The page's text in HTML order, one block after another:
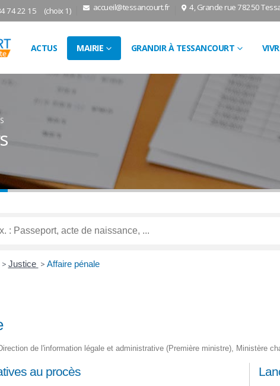
74 22 15 (choix 1) accueil@tessancourt.fr 4, Grande rue 78250
ACTUS MAIRIE GRANDIR À TESSANCOURT
> Justice > Affaire pénale
de l'information légale et administrative (Première ministre), Ministère
au procès